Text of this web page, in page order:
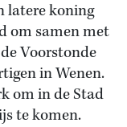
latere koning
om samen met
Voorstonde
in Wenen.
om in de Stad
te komen.